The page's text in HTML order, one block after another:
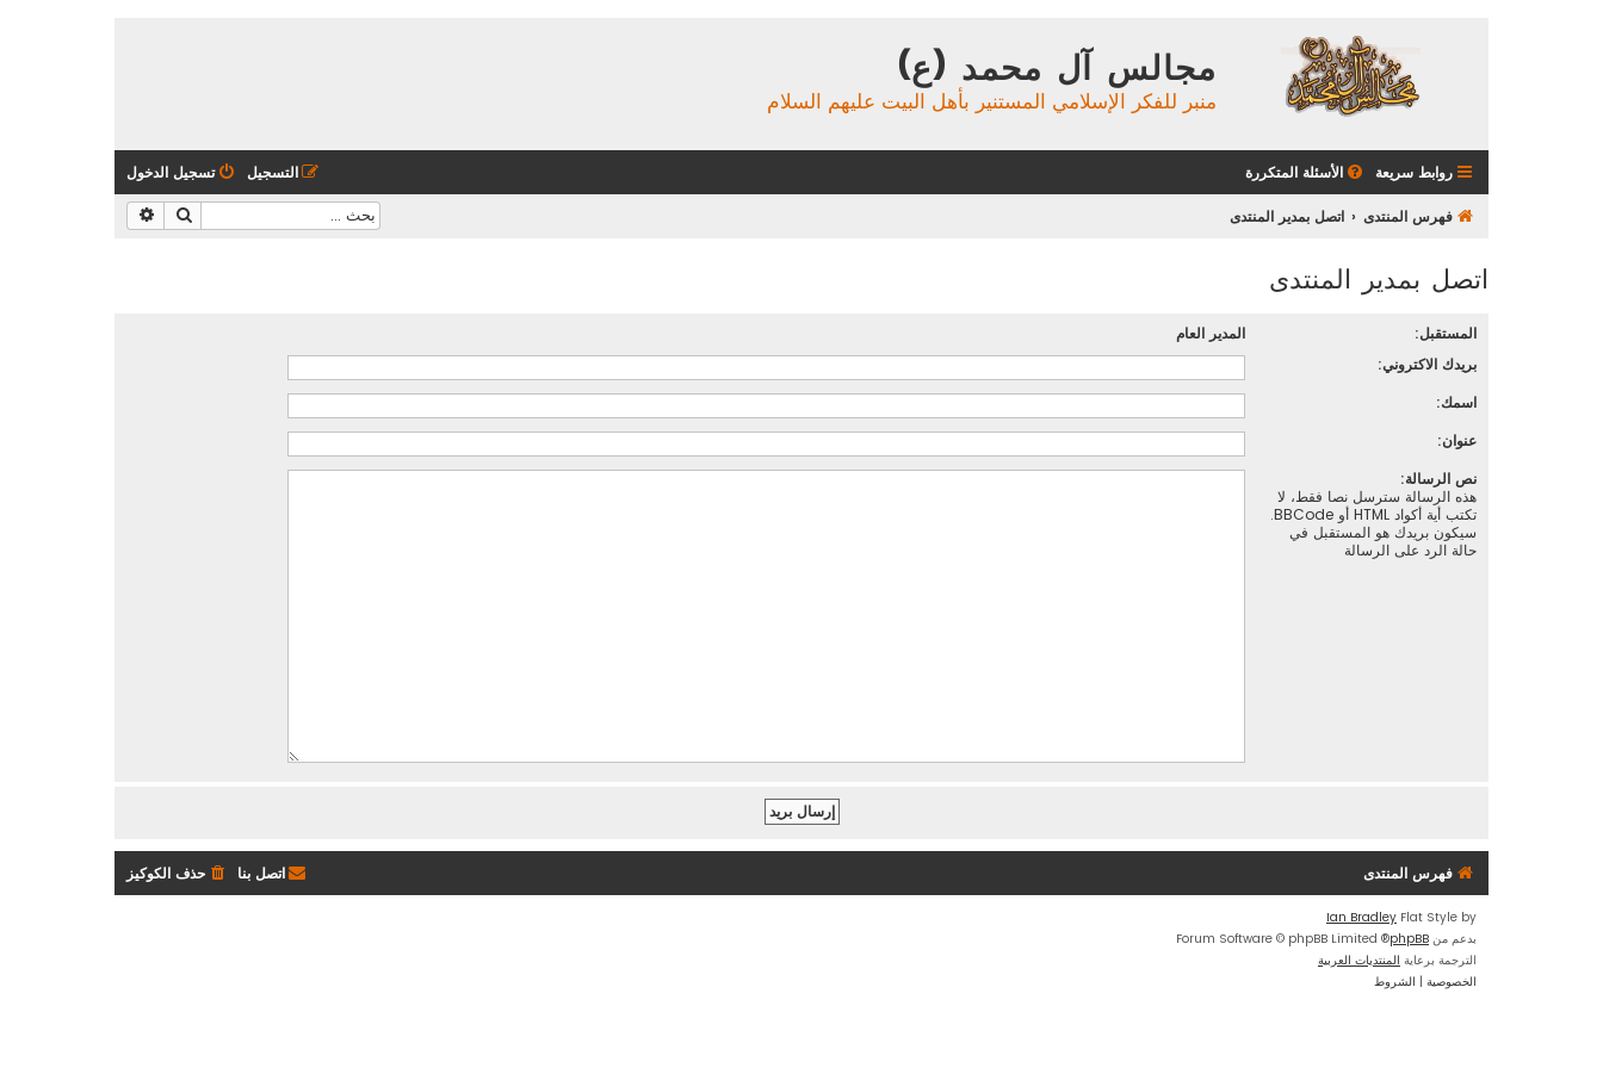
مجالس آل محمد (ع)
منبر للفكر الإسلامي المستنير بأهل البيت عليهم السلام
روابط سريعة الأسئلة المتكررة تسجيل الدخول التسجيل
فهرس المنتدى اتصل بمدير المنتدى بحث
اتصل بمدير المنتدى
المستقبل:
المدير العام
بريدك الاكتروني:
اسمك:
عنوان:
نص الرسالة:
هذه الرسالة سترسل نصا فقط، لا
تكتب أية أكواد HTML أو BBCode.
سيكون بريدك هو المستقبل في
حالة الرد على الرسالة
فهرس المنتدى حذف الكوكيز اتصل بنا
Flat Style by
Ian Bradley
بدعم من phpBB
® Forum Software © phpBB Limited
الترجمة برعاية المنتديات العربية
الخصوصية | الشروط